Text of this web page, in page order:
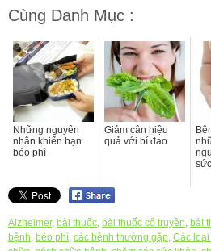
Cùng Danh Mục :
Những nguyên
nhân khiến bạn
béo phì
Giảm cân hiệu
quả với bí đao
Alzheimer, bài thuốc, bài thuốc cổ truyền, bài
bệnh, béo phì, các bệnh thường gặp, Các loại